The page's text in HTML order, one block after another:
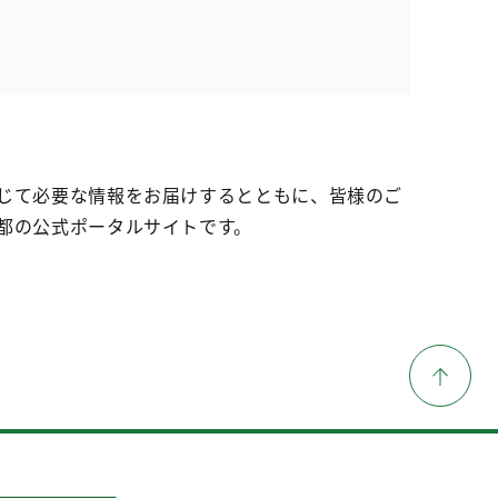
て必要な情報をお届けするとともに、皆様のご
公式ポータルサイトです。